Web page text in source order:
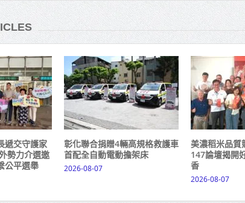
遞交守護家
勢力介選邀
公平選舉
彰化聯合捐贈4輛高規格救護車
首配全自動電動擔架床
2026-08-07
美濃稻米品質
147論壇揭開
香
2026-08-07